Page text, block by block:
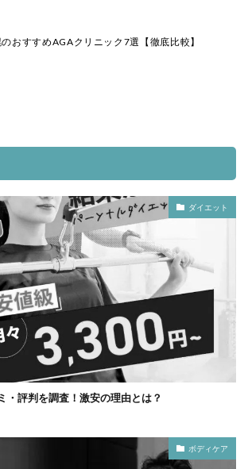
おすすめAGAクリニック7選【徹底比較】
ダイエット
・評判を調査！激安の理由とは？
ボディケア